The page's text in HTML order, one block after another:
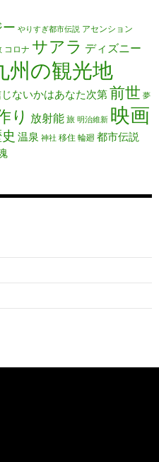
やりすぎ都市伝説 アセンション
コロナ サアラ ディズニー
州の観光地
ないかはあなた次第前世 夢
り 放射能 旅 明治維新 映画
温泉 神社 移住 輪廻 都市伝説